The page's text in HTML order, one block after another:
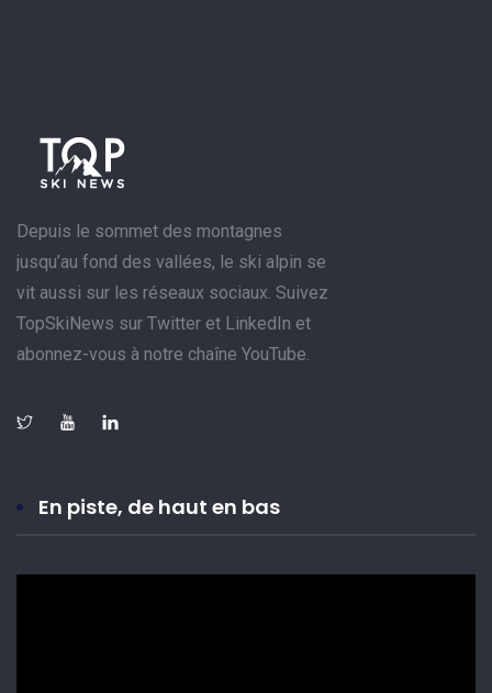
Depuis le sommet des montagnes
jusqu’au fond des vallées, le ski alpin se
vit aussi sur les réseaux sociaux. Suivez
TopSkiNews sur Twitter et LinkedIn et
abonnez-vous à notre chaîne YouTube.
En piste, de haut en bas